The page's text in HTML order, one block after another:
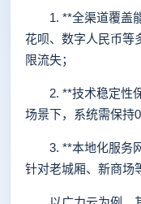
1. **全渠道覆盖能
花呗、数字人民币等
限流失；
2. **技术稳定性保
场景下，系统需保持
3. **本地化服务网
针对老城厢、新商场